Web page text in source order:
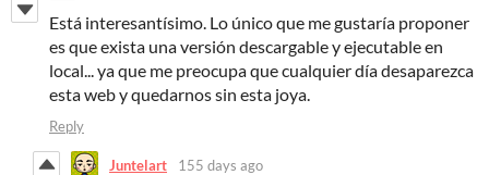
Está interesantísimo. Lo único que me gustaría proponer
es que exista una versión descargable y ejecutable en
local... ya que me preocupa que cualquier día desaparezca
esta web y quedarnos sin esta joya.
Reply
Juntelart 155 days ago